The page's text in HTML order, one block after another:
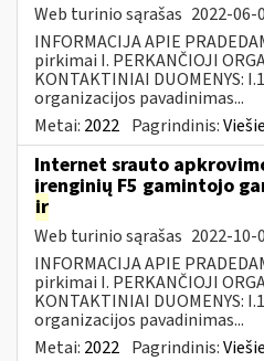
Web turinio sąrašas 2022-06-
INFORMACIJA APIE
pirkimai I. PERKANČIOJI
KONTAKTINIAI DUOMENYS:
organizacijos pavadinimas...
Metai: 2022 Pagrindinis:
Internet srauto
įrenginių F5 gamintojo
ir
Web turinio sąrašas 2022-10-
INFORMACIJA APIE
pirkimai I. PERKANČIOJI
KONTAKTINIAI DUOMENYS:
organizacijos pavadinimas...
Metai: 2022 Pagrindinis: